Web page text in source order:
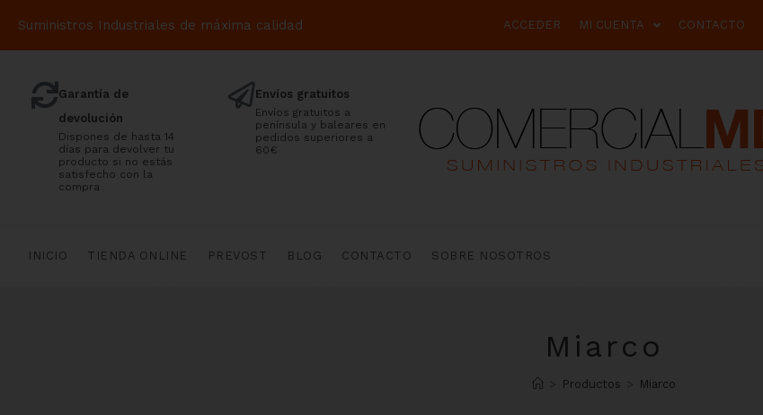
Suministros Industriales de máxima calidad ACCEDER MI CUENTA CONTACTO
Garantía de
devolución
Dispones de hasta 14
días para devolver tu
producto si no estás
satisfecho con la
compra
Envíos gratuitos
Envíos gratuitos a
península y baleares en
pedidos superiores a
60€
INICIO TIENDA ONLINE PREVOST BLOG CONTACTO SOBRE NOSOTROS
Miarco
Productos Miarco